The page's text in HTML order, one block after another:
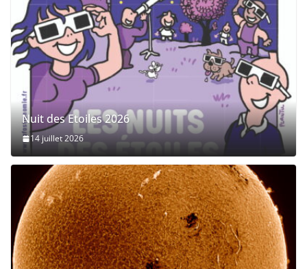
Nuit des Etoiles 2026
14 juillet 2026